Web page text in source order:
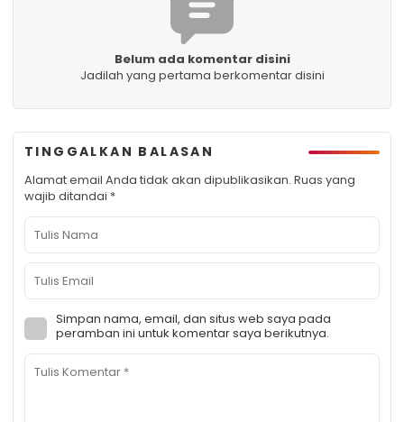
Belum ada komentar disini
Jadilah yang pertama berkomentar disini
TINGGALKAN BALASAN
Alamat email Anda tidak akan dipublikasikan. Ruas yang
wajib ditandai *
Simpan nama, email, dan situs web saya pada
peramban ini untuk komentar saya berikutnya.